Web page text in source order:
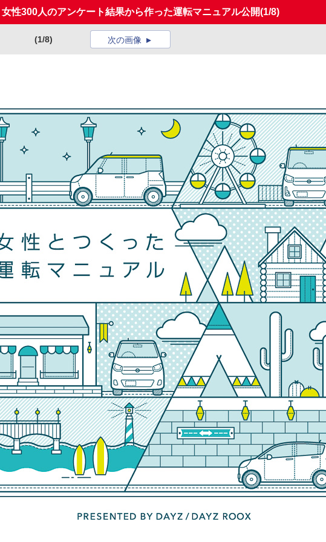
女性300人のアンケート結果から作った運転マニュアル公開(1/8)
(1/8) 次の画像